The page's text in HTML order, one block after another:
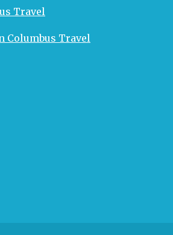
Travel
Columbus Travel